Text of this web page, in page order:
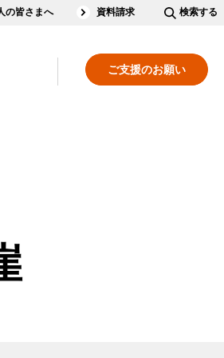
の皆さまへ 資料請求 検索する
ご支援のお願い